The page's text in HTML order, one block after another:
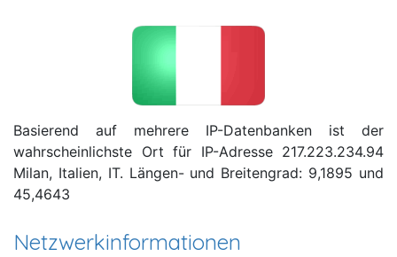
Basierend auf mehrere IP-Datenbanken ist der
wahrscheinlichste Ort für IP-Adresse 217.223.234.94
Milan, Italien, IT. Längen- und Breitengrad: 9,1895 und
45,4643
Netzwerkinformationen